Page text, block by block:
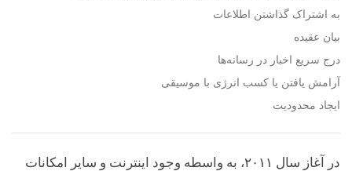
به اشتراک گذاشتن اطلاعات
بیان عقیده
درج سریع اخبار در رسانه‌ها
آرامش یافتن یا کسب انرژی با موسیقی
ایجاد محدودیت
در آغاز سال ۲۰۱۱، به واسطه وجود اینترنت و سایر امکانات